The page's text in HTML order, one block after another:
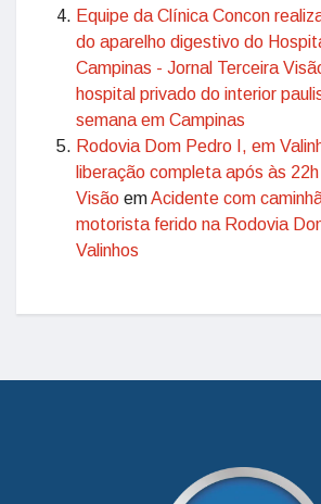
Equipe da Clínica Concon
do aparelho digestivo do
Campinas - Jornal Terceira
hospital privado do interior
semana em Campinas
Rodovia Dom Pedro I, em
liberação completa após às
Visão emAcidente com
motorista ferido na Rodovia
Valinhos